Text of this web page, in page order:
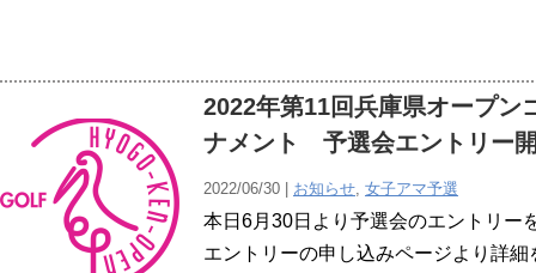
2022年第11回兵庫県オープン
ナメント 予選会エントリー
2022/06/30 | お知らせ, 女子アマ予選
本日6月30日より予選会のエントリー
エントリーの申し込みページより詳